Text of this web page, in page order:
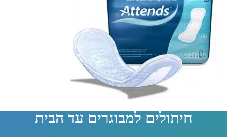
חיתולים למבוגרים עד הבית